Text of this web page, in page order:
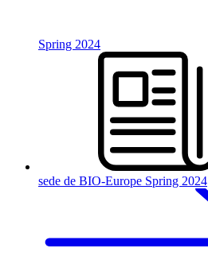
Spring 2024
sede de BIO-Europe Spring 2024